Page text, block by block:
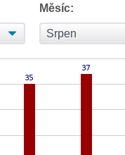
Měsíc: